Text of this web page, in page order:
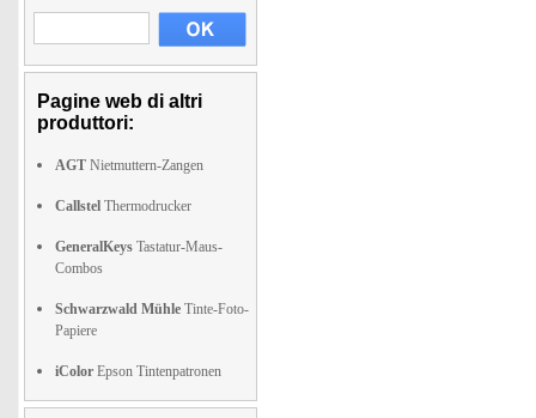
Pagine web di altri
produttori:
AGT Nietmuttern-Zangen
Callstel Thermodrucker
GeneralKeys Tastatur-Maus-
Combos
Schwarzwald Mühle Tinte-Foto-
Papiere
iColor Epson Tintenpatronen